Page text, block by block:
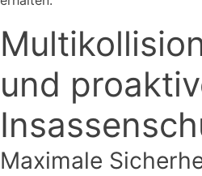
und
Maximale